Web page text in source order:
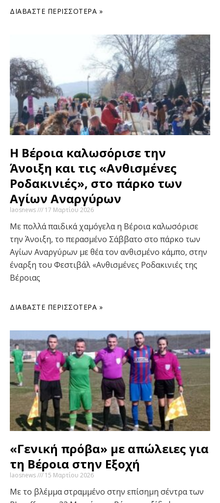
ΔΙΑΒΆΣΤΕ ΠΕΡΙΣΣΌΤΕΡΑ »
Η Βέροια καλωσόρισε την
Άνοιξη και τις «Ανθισμένες
Ροδακινιές», στο πάρκο των
Αγίων Αναργύρων
laosnews 17 Μαρτίου 2026
Με πολλά παιδικά χαμόγελα η Βέροια καλωσόρισε
την Άνοιξη, το περασμένο Σάββατο στο πάρκο των
Αγίων Αναργύρων με θέα τον ανθισμένο κάμπο, στην
έναρξη του Φεστιβάλ «Ανθισμένες Ροδακινιές της
Βέροιας
ΔΙΑΒΆΣΤΕ ΠΕΡΙΣΣΌΤΕΡΑ »
«Γενική πρόβα» με απώλειες για
τη Βέροια στην Εξοχή
laosnews 15 Μαρτίου 2026
Με το βλέμμα στραμμένο στην επίσημη σέντρα των